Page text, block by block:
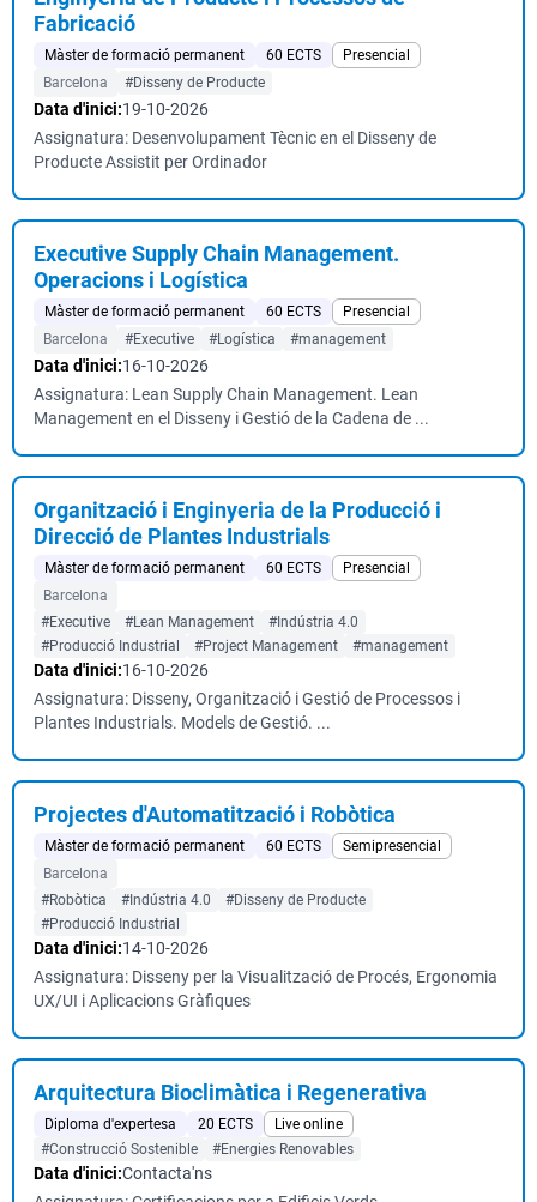
Fabricació
Màster de formació permanent 60 ECTS
Presencial
Barcelona
#Disseny de Producte
Data d'inici:19-10-2026
Assignatura: Desenvolupament Tècnic en el Disseny de
Producte Assistit per Ordinador
Executive Supply Chain Management.
Operacions i Logística
Màster de formació permanent 60 ECTS
Presencial
Barcelona
#Executive #Logística #management
Data d'inici:16-10-2026
Assignatura: Lean Supply Chain Management. Lean
Management en el Disseny i Gestió de la Cadena de ...
Organització i Enginyeria de la Producció i
Direcció de Plantes Industrials
Màster de formació permanent 60 ECTS
Presencial
Barcelona
#Executive
#Lean Management
#Indústria 4.0
#Producció Industrial
#Project Management #management
Data d'inici:16-10-2026
Assignatura: Disseny, Organització i Gestió de Processos i
Plantes Industrials. Models de Gestió. ...
Projectes d'Automatització i Robòtica
Màster de formació permanent 60 ECTS
Semipresencial
Barcelona
#Robòtica
#Indústria 4.0
#Disseny de Producte
#Producció Industrial
Data d'inici:14-10-2026
Assignatura: Disseny per la Visualització de Procés, Ergonomia
UX/UI i Aplicacions Gràfiques
Arquitectura Bioclimàtica i Regenerativa
Diploma d'expertesa 20 ECTS
Live online
#Construcció Sostenible
#Energies Renovables
Data d'inici:Contacta'ns